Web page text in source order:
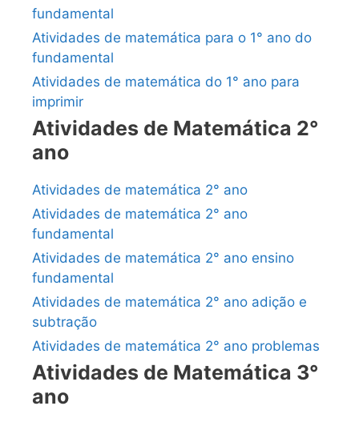
fundamental
Atividades de matemática para o 1° ano do
fundamental
Atividades de matemática do 1° ano para
imprimir
Atividades de Matemática 2°
ano
Atividades de matemática 2° ano
Atividades de matemática 2° ano
fundamental
Atividades de matemática 2° ano ensino
fundamental
Atividades de matemática 2° ano adição e
subtração
Atividades de matemática 2° ano problemas
Atividades de Matemática 3°
ano